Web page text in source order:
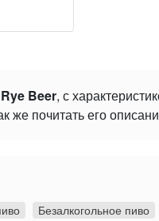
Rye Beer, с
же почитать его
Безалкогольное пиво